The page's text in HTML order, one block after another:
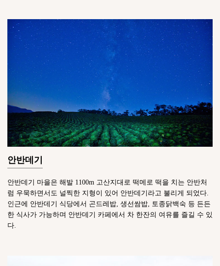
안반데기
안반데기 마을은 해발 1100m 고산지대로 떡메로 떡을 치는 안반처
럼 우묵하면서도 널찍한 지형이 있어 안반데기라고 불리게 되었다.
인근에 안반데기 식당에서 곤드레밥, 생선쌈밥, 토종닭백숙 등 든든
한 식사가 가능하며 안반데기 카페에서 차 한잔의 여유를 즐길 수 있
다.